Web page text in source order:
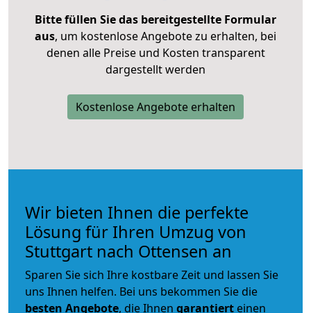
Bitte füllen Sie das bereitgestellte Formular
aus, um kostenlose Angebote zu erhalten, bei
denen alle Preise und Kosten transparent
dargestellt werden
Kostenlose Angebote erhalten
Wir bieten Ihnen die perfekte
Lösung für Ihren Umzug von
Stuttgart nach Ottensen an
Sparen Sie sich Ihre kostbare Zeit und lassen Sie
uns Ihnen helfen. Bei uns bekommen Sie die
besten Angebote, die Ihnen garantiert einen